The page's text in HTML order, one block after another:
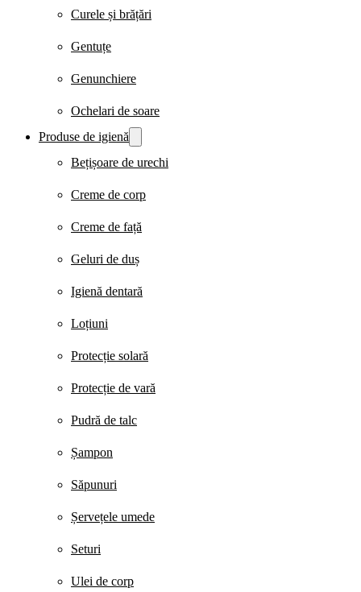
Curele și brățări
Gentuțe
Genunchiere
Ochelari de soare
Produse de igienă
Bețișoare de urechi
Creme de corp
Creme de față
Geluri de duș
Igienă dentară
Loțiuni
Protecție solară
Protecție de vară
Pudră de talc
Șampon
Săpunuri
Șervețele umede
Seturi
Ulei de corp